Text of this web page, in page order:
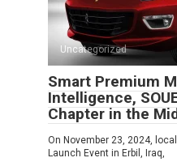
Uncategorized
Smart Premium
Intelligence,
Chapter in the
On November 23, 2024,
Launch Event in Erbil, Iraq,